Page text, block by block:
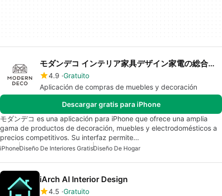
モダンデコ インテリア家具デザイン家電の総合通販
4.9 Gratuito
Aplicación de compras de muebles y decoración
Descargar gratis para iPhone
モダンデコ es una aplicación para iPhone que ofrece una amplia
gama de productos de decoración, muebles y electrodomésticos a
precios competitivos. Su interfaz permite…
iPhoneDiseño De Interiores GratisDiseño De Hogar
iArch AI Interior Design
4.5 Gratuito